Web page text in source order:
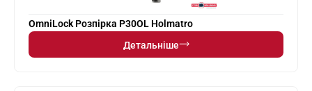
OmniLock Розпірка P30OL Holmatro
Детальніше